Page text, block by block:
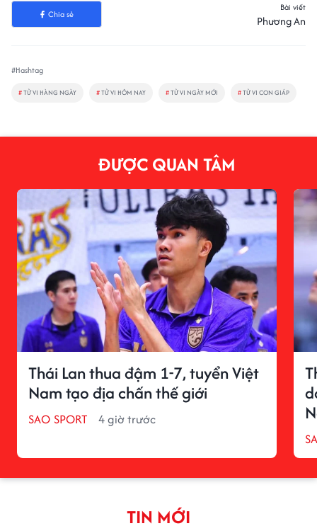
Chia sẻ
Bài viết
Phương An
#Hashtag
#TỬ VI HÀNG NGÀY #TỬ VI HÔM NAY #TỬ VI NGÀY MỚI #TỬ VI CON GIÁP
ĐƯỢC QUAN TÂM
Thái Lan thua đậm 1-7, tuyển Việt
Nam tạo địa chấn thế giới
SAO SPORT 4 giờ trước
TIN MỚI